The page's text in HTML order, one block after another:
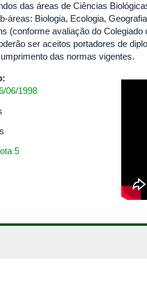
das áreas de Ciências
áreas: Biologia, Ecologia,
(conforme avaliação do
ser aceitos portadores de
das normas vigentes.
06/1998
5